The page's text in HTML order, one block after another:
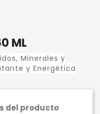
ML
Minerales y
y Energética
del producto